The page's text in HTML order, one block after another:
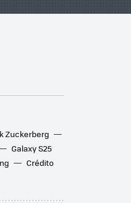
Zuckerberg
Galaxy S25
Crédito